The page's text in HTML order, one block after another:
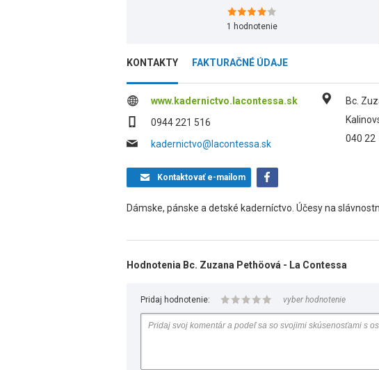
1 hodnotenie
KONTAKTY FAKTURAČNÉ ÚDAJE
www.kadernictvo.lacontessa.sk
0944 221 516
kadernictvo@lacontessa.sk
Bc.
040 22
Kontaktovaťe-mailom
Dámske, pánske a detské kaderníctvo. Účesy na
Hodnotenia Bc. Zuzana Pethöová - La Contessa
Pridaj hodnotenie: vyber hodnotenie